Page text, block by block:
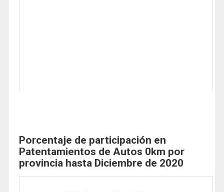
Porcentaje de participación en
Patentamientos de Autos 0km por
provincia hasta Diciembre de 2020